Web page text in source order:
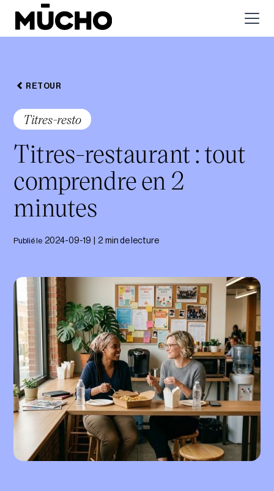
RETOUR
Titres-resto
Titres-restaurant : tout
comprendre en 2
minutes
Publié le 2024-09-19 2 min de lecture